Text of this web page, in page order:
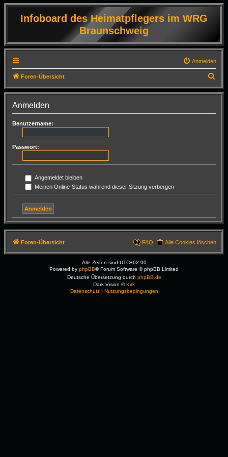
Infoboard des Heimatpflegers im WRG
Braunschweig
Anmelden
Foren-Übersicht
u
Anmelden
Benutzername:
Passwort:
Angemeldet bleiben
Meinen Online-Status während dieser Sitzung verbergen
Foren-Übersicht Alle Cookies löschen
FAQ
Alle Zeiten sind UTC+02:00
Powered by phpBB® Forum Software © phpBB Limited
Deutsche Übersetzung durch phpBB.de
Dark Vision ©Kirk
Datenschutz| Nutzungsbedingungen